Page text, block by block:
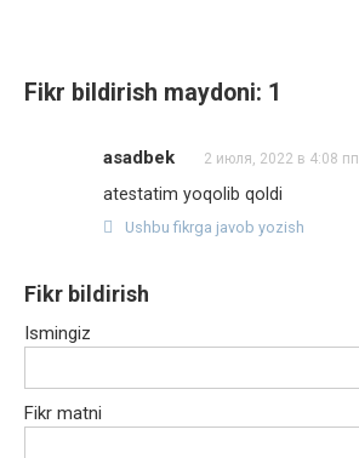
Fikr bildirish maydoni: 1
asadbek 2 июля, 2022 в 4:08 пп
atestatim yoqolib qoldi
Ushbu fikrga javob yozish
Fikr bildirish
Ismingiz
Fikr matni